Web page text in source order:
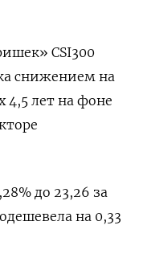
CSI300
снижением на
4,5 лет на фоне
до 23,26 за
на 0,33